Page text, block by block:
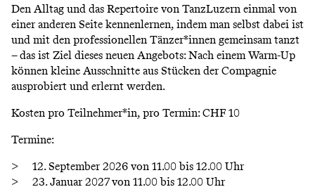
Den Alltag und das Repertoire von TanzLuzern einmal von
einer anderen Seite kennenlernen, indem man selbst dabei ist
und mit den professionellen Tänzer*innen gemeinsam tanzt
– das ist Ziel dieses neuen Angebots: Nach einem Warm-Up
können kleine Ausschnitte aus Stücken der Compagnie
ausprobiert und erlernt werden.
Kosten pro Teilnehmer*in, pro Termin: CHF 10
Termine:
12. September 2026 von 11.00 bis 12.00 Uhr
23. Januar 2027 von 11.00 bis 12.00 Uhr